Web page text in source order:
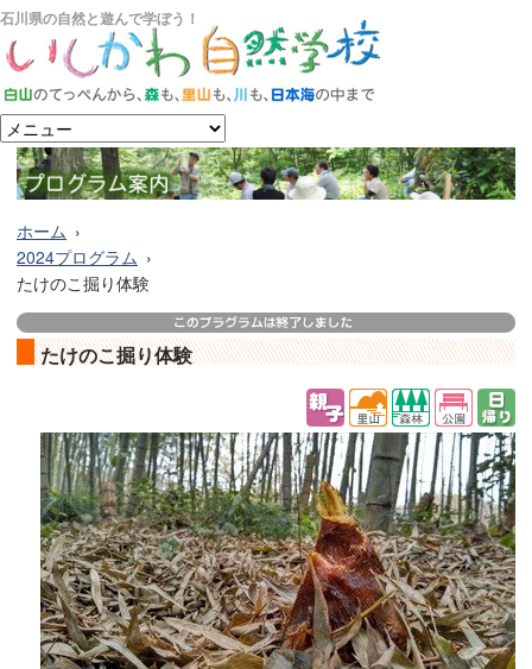
石川県の自然と遊んで学ぼう！
ホーム
2024プログラム
たけのこ掘り体験
たけのこ掘り体験